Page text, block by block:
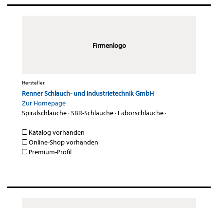
Firmenlogo
Hersteller
Renner Schlauch- und Industrietechnik GmbH
Zur Homepage
Spiralschläuche·SBR-Schläuche· Laborschläuche·
Katalog vorhanden
Online-Shop vorhanden
Premium-Profil